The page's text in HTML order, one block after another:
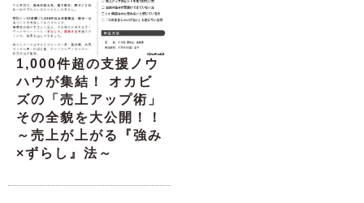
1,000件超の支援ノウ
ハウが集結！ オカビ
ズの「売上アップ術」
その全貌を大公開！！
～売上が上がる『強み
×ずらし』法～